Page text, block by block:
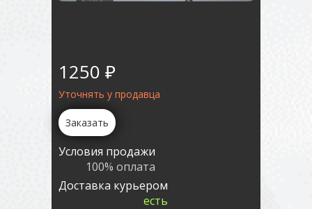
1250 ₽
Уточнять у продавца
Заказать
Условия продажи
100% оплата
Доставка курьером
есть